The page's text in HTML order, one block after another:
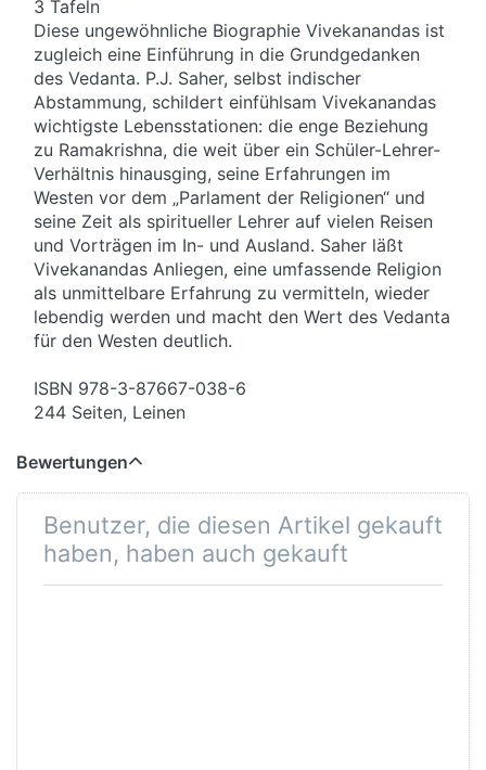
3 Tafeln
Diese ungewöhnliche Biographie Vivekanandas ist
zugleich eine Einführung in die Grundgedanken
des Vedanta. P.J. Saher, selbst indischer
Abstammung, schildert einfühlsam Vivekanandas
wichtigste Lebensstationen: die enge Beziehung
zu Ramakrishna, die weit über ein Schüler-Lehrer-
Verhältnis hinausging, seine Erfahrungen im
Westen vor dem „Parlament der Religionen“ und
seine Zeit als spiritueller Lehrer auf vielen Reisen
und Vorträgen im In- und Ausland. Saher läßt
Vivekanandas Anliegen, eine umfassende Religion
als unmittelbare Erfahrung zu vermitteln, wieder
lebendig werden und macht den Wert des Vedanta
für den Westen deutlich.
ISBN 978-3-87667-038-6
244 Seiten, Leinen
Bewertungen
Benutzer, die diesen Artikel gekauft
haben, haben auch gekauft